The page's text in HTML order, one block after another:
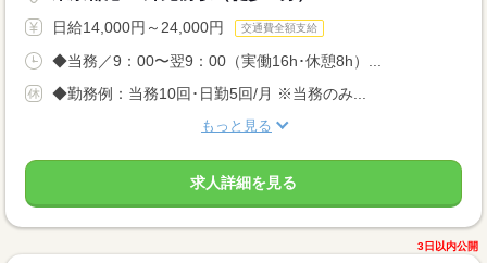
日給14,000円～24,000円 交通費全額支給
◆当務／9：00〜翌9：00（実働16h･休憩8h）...
◆勤務例：当務10回･日勤5回/月 ※当務のみ...
もっと見る
求人詳細を見る
3日以内公開